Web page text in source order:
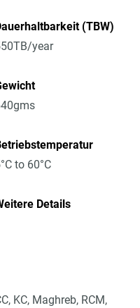
(TBW)
year
to 60°C
Details
KC, Maghreb, RCM,